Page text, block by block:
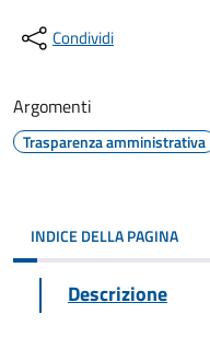
Condividi
Argomenti
Trasparenza amministrativa
INDICE DELLA PAGINA
Descrizione